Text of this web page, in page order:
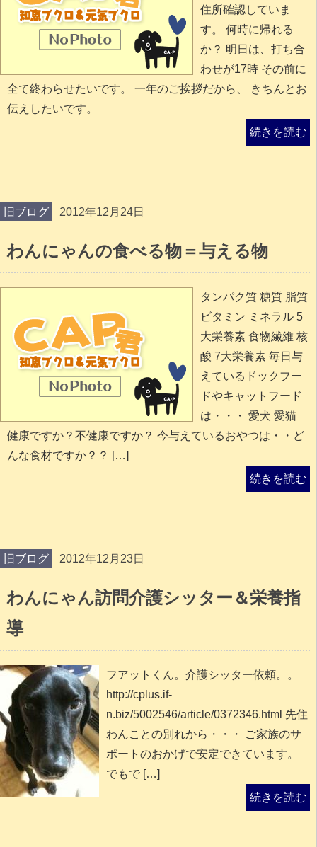
住所確認していま
す。 何時に帰れる
か？ 明日は、打ち合
わせが17時 その前に
全て終わらせたいです。 一年のご挨拶だから、 きちんとお
伝えしたいです。
続きを読む
旧ブログ 2012年12月24日
わんにゃんの食べる物＝与える物
タンパク質 糖質 脂質
ビタミン ミネラル 5
大栄養素 食物繊維 核
酸 7大栄養素 毎日与
えているドックフー
ドやキャットフード
は・・・ 愛犬 愛猫
健康ですか？不健康ですか？ 今与えているおやつは・・ど
んな食材ですか？？ […]
続きを読む
旧ブログ 2012年12月23日
わんにゃん訪問介護シッター＆栄養指
導
フアットくん。介護シッター依頼。。
http://cplus.if-
n.biz/5002546/article/0372346.html 先住
わんことの別れから・・・ ご家族のサ
ポートのおかげで安定できています。
でもで […]
続きを読む